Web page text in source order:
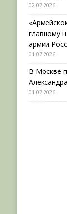
02.07.2026
главному
армии
01.07.2026
В Москве
01.07.2026